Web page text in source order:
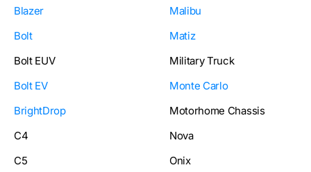
Blazer
Bolt
Bolt EUV
Bolt EV
BrightDrop
C4
C5
Malibu
Matiz
Military Truck
Monte Carlo
Motorhome Chassis
Nova
Onix